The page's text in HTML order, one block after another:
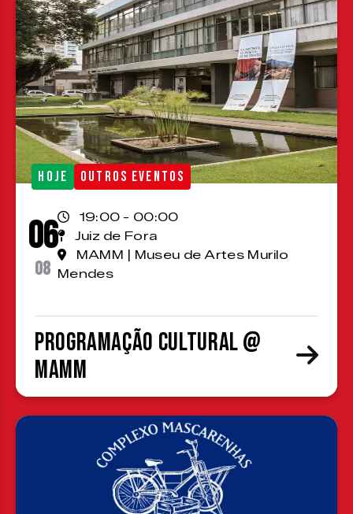
HOJE OUTROS EVENTOS
06
08
19:00 - 00:00
Juiz de Fora
MAMM | Museu de Artes Murilo
Mendes
Programação cultural @
MAMM